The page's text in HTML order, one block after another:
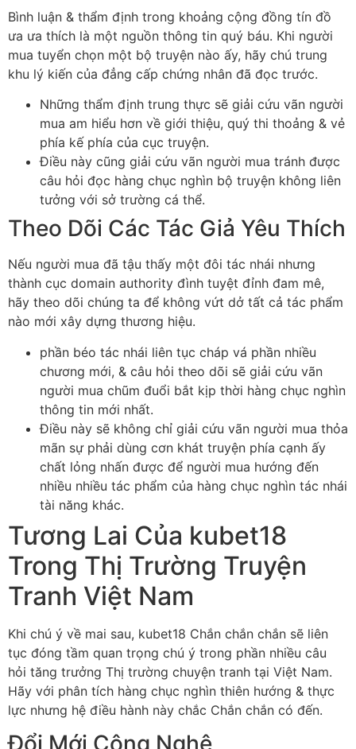
Bình luận & thẩm định trong khoảng cộng đồng tín đồ
ưa ưa thích là một nguồn thông tin quý báu. Khi người
mua tuyển chọn một bộ truyện nào ấy, hãy chú trung
khu lý kiến của đẳng cấp chứng nhân đã đọc trước.
Những thẩm định trung thực sẽ giải cứu vãn người
mua am hiểu hơn về giới thiệu, quý thi thoảng & vẻ
phía kế phía của cục truyện.
Điều này cũng giải cứu vãn người mua tránh được
câu hỏi đọc hàng chục nghìn bộ truyện không liên
tưởng với sở trường cá thể.
Theo Dõi Các Tác Giả Yêu Thích
Nếu người mua đã tậu thấy một đôi tác nhái nhưng
thành cục domain authority đình tuyệt đỉnh đam mê,
hãy theo dõi chúng ta để không vứt dở tất cả tác phẩm
nào mới xây dựng thương hiệu.
phần béo tác nhái liên tục cháp vá phần nhiều
chương mới, & câu hỏi theo dõi sẽ giải cứu vãn
người mua chũm đuổi bắt kịp thời hàng chục nghìn
thông tin mới nhất.
Điều này sẽ không chỉ giải cứu vãn người mua thỏa
mãn sự phải dùng cơn khát truyện phía cạnh ấy
chất lỏng nhấn được để người mua hướng đến
nhiều nhiều tác phẩm của hàng chục nghìn tác nhái
tài năng khác.
Tương Lai Của kubet18
Trong Thị Trường Truyện
Tranh Việt Nam
Khi chú ý về mai sau, kubet18 Chắn chắn chắn sẽ liên
tục đóng tầm quan trọng chú ý trong phần nhiều câu
hỏi tăng trưởng Thị trường chuyện tranh tại Việt Nam.
Hãy với phân tích hàng chục nghìn thiên hướng & thực
lực nhưng hệ điều hành này chắc Chắn chắn có đến.
Đổi Mới Công Nghệ